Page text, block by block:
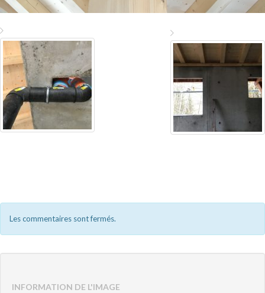
Les commentaires sont fermés.
INFORMATION DE L'IMAGE